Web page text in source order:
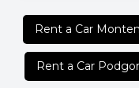
Rent a Car
Rent a Car